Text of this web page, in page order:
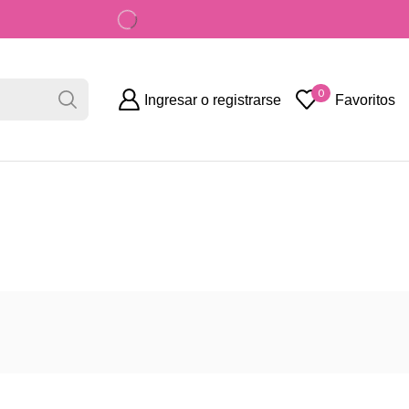
Disponibilidad limitada en sucursales
Ingresar o registrarse 0 Favoritos